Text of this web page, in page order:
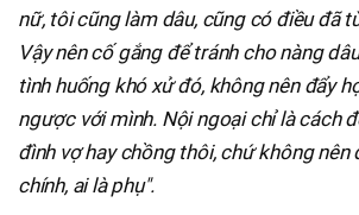
nữ, tôi cũng làm dâu, cũng có điều đã
Vậy nên cố gắng để tránh cho nàng
tình huống khó xử đó, không nên đẩy
ngược với mình. Nội ngoại chỉ là cách
đình vợ hay chồng thôi, chứ không nên
chính, ai là phụ".